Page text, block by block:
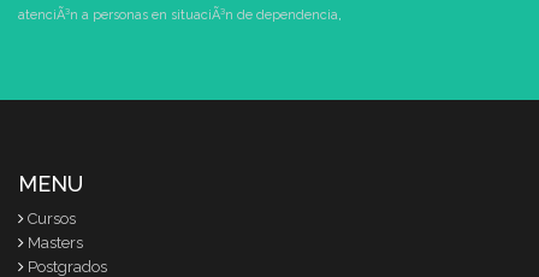
atenciÃ³n a personas en situaciÃ³n de dependencia,
MENU
Cursos
Masters
Postgrados